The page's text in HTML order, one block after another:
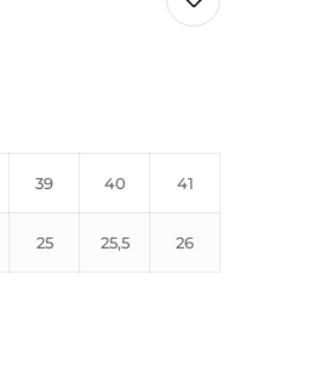
39 40 41
25 25,5 26